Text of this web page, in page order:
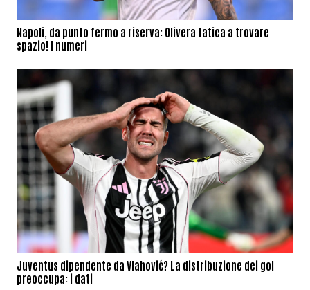
Napoli, da punto fermo a riserva: Olivera fatica a trovare
spazio! I numeri
Juventus dipendente da Vlahović? La distribuzione dei gol
preoccupa: i dati